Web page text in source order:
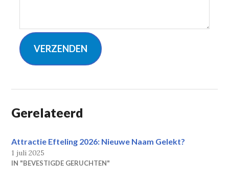
VERZENDEN
Gerelateerd
Attractie Efteling 2026: Nieuwe Naam Gelekt?
1 juli 2025
IN "BEVESTIGDE GERUCHTEN"